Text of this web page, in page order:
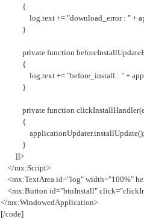
{
log.text += "download_error : " +
}
private function
{
log.text += "before_install : " +
}
private function
{
applicationUpdater.installUpdate();
}
]]>
</mx:Script>
<mx:TextArea id="log" width="100%"
<mx:Button id="btnInstall"
</mx:WindowedApplication>
[/code]